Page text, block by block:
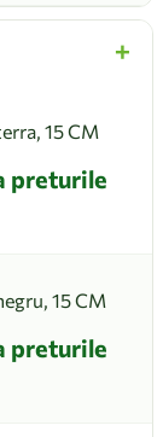
+
15 CM
preturile
15 CM
preturile